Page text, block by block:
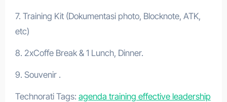
7. Training Kit (Dokumentasi photo, Blocknote, ATK,
etc)
8. 2xCoffe Break & 1 Lunch, Dinner.
9. Souvenir .
Technorati Tags: agenda training effective leadership